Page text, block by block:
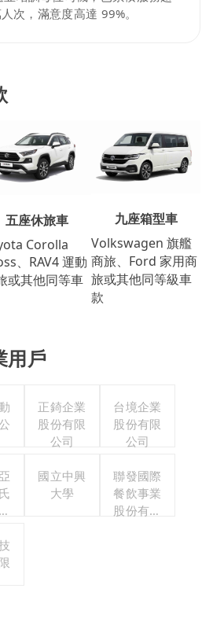
次，滿意度高達 99%。
五座休旅車
Corolla
、RAV4 運動
或其他同等車
九座箱型車
Volkswagen 旗艦
商旅、Ford 家用商
旅或其他同等級車
款
用戶
正錡企業
股份有限
公司
台境企業
股份有限
公司
國立中興
大學
聯發國際
餐飲事業
股份有限